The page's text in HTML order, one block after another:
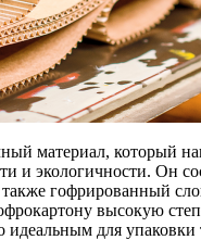
материал, который
и экологичности. Он
гофрированный
высокую
идеальным для